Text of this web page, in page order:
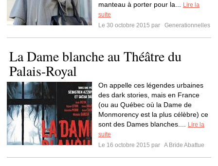
manteau à porter pour la...
Lire la
suite
Le 30 octobre 2015 par
Generationnelles
La Dame blanche au Théâtre du
Palais-Royal
On appelle ces légendes urbaines
des dark stories, mais en France
(ou au Québec où la Dame de
Monmorency est la plus célèbre) ce
sont des Dames blanches....
Lire la
suite
Le 16 octobre 2015 par A Bride Abattue